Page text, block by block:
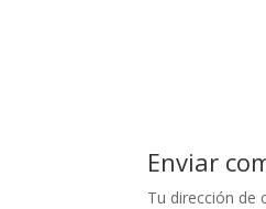
Enviar
Tu dirección de